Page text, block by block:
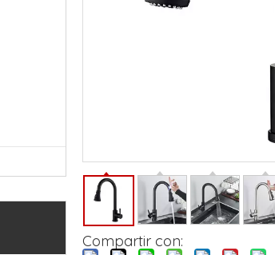
Compartir con: